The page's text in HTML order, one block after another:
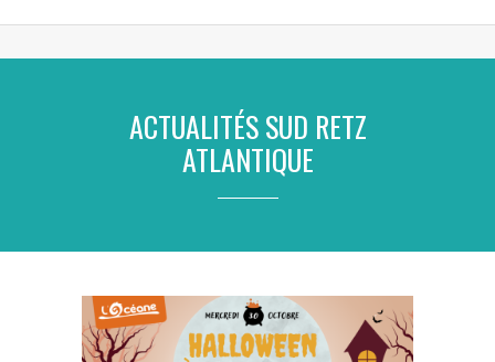
ACTUALITÉS SUD RETZ
ATLANTIQUE